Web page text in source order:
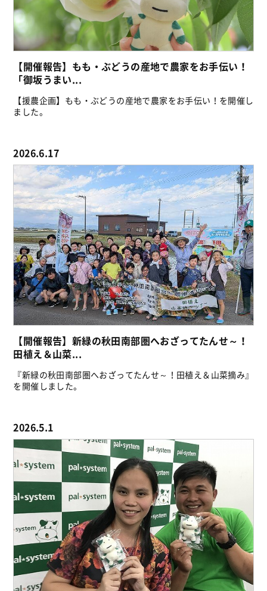
【開催報告】もも・ぶどうの産地で農家をお手伝い！
「御坂うまい...
【援農企画】もも・ぶどうの産地で農家をお手伝い！を開催し
ました。
2026.6.17
【開催報告】新緑の秋田南部圏へおざってたんせ～！
田植え＆山菜...
『新緑の秋田南部圏へおざってたんせ～！田植え＆山菜摘み』
を開催しました。
2026.5.1